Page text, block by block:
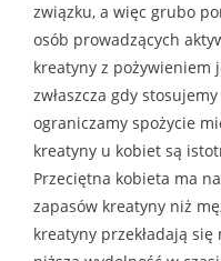
związku, a więc grubo
osób prowadzących
kreatyny z pożywieniem
zwłaszcza gdy
ograniczamy spożycie
kreatyny u kobiet są
Przeciętna kobieta ma
zapasów kreatyny niż
kreatyny przekładają